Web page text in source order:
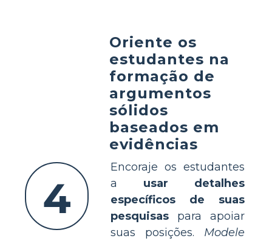
4
Oriente os
estudantes na
formação de
argumentos
sólidos
baseados em
evidências
Encoraje os estudantes
a usar detalhes
específicos de suas
pesquisas para apoiar
suas posições. Modele